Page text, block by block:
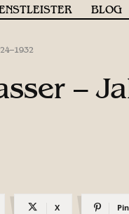
BLOG
–
X